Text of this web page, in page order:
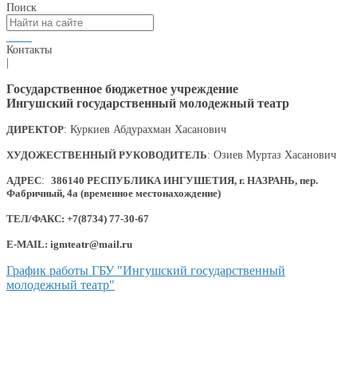
Поиск
Контакты
Государственное бюджетное учреждение
Ингушский государственный молодежный театр
ДИРЕКТОР: Куркиев Абдурахман Хасанович
ХУДОЖЕСТВЕННЫЙ РУКОВОДИТЕЛЬ: Озиев Муртаз Хасанович
АДРЕС: 386140 РЕСПУБЛИКА ИНГУШЕТИЯ, г. НАЗРАНЬ, пер.
Фабричный, 4а (временное местонахождение)
ТЕЛ/ФАКС: +7(8734) 77-30-67
E-MAIL: igmteatr@mail.ru
График работы ГБУ "Ингушский государственный
молодежный театр"